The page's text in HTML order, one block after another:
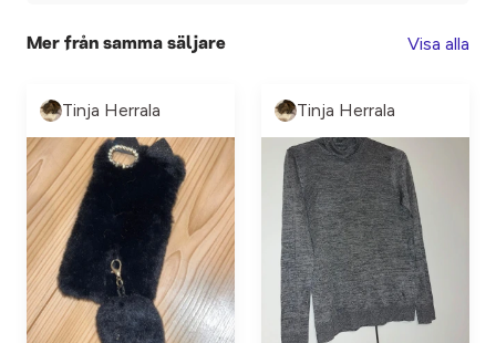
Mer från samma säljare Visa alla
Tinja Herrala Tinja Herrala